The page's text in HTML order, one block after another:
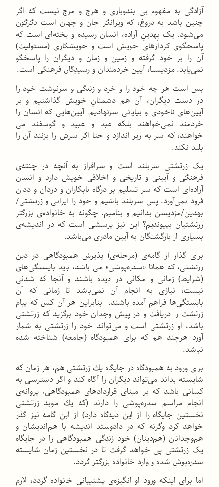
آزادگی به مفهوم بی بندوباری و هرج و مرج نیست که اگر
چنین باشد به دروغ، که ویرانگر جان و جهان است دگرگون
می‌شود. یک بِهدینِ آزاده، انسان رسیده و پخته‌ای است که
پاسخگوی کردارهای خویش است و خویشکاری (مسئولیت)
آن را بر خود گرفته و زمین و زمان و دیگران را پاسخگو
نمی‌یابد. مزدیسنا، آیین خردمندان و رسیدِگان فرهنگی است.
بس است هر چه خود را و خرد و زندگی و سرنوشت خود را
در دست دیگران، آن هم دشمنانِ خویش گذاشتیم و بر
آیین‌های ناخودی و بیایانی سرنهادیم. آیین‌هایی که انسان را
خردمند نمی‌خواهند بلکه عبد و عبید و گوسفند می
خواهند، که سر به زیر اندازد و حتا اگر سرش را بزنند آن را
بلند نکند.
یک زرتشتی سربلند است و سرافراز به آنچه در چنته‌ی
فرهنگی و آیینی و تاریخی و اخلاقی خویش دارد و انسان
آزاده‌ای است که سر تسلیم بر درگاه نابکاران و دزدان و ددان
فرود نمی‌آورد. پس سربلند باشیم و خود را ایرانی و زرتشتی/
بهدین/مزدیسن بدانیم و بنامیم. چگونه به خانواده‌ی بزرگتر
زرتشتیان بپیوندیم؟ این نیز پرسشی است که در اندیشه‌ی
بسیاری از بازگشتگان به آیین مادری می‌باشد.
برای گذار از گامه‌ی (مرحله‌ی) پذیرش همبودگاهی در دین
زرتشتی، كه همانا «سدره‌پوشی» می باشد، باید بایستگی‌های
(شرایط) زمانی و مكانی در دیده باشند و آنجا كه شدنی
نیست، نیازی به انجام آن نمی‌باشد تا زمانی كه آن
بایستگی‌ها فراهم آمده باشند. بنابراین هر آن كس كه پیام
زرتشت را دریافت و در پیش وجدان خود برگزید كه زرتشتی
باشد، او زرتشتی است و می‌تواند خود را زرتشتی به شمار
آورد هرچند هم كه برای همبودگاه (جامعه) شناخته شده
نباشد.
برای ورود به همبودگاه در جایگاه یك زرتشتی هم، هر زمان كه
شایسته بداند می‌تواند دیگران را آگاه كند و اگر دسترسی به
كسانی باشد كه بر مبنای قراردادهای همبودگاهی، پروانه‌ی
انجام مراسم سدره‌پوشی را دارند (كه یك موبد زرتشتی
نخستین جایگاه را از این دیدگاه دارد) از این گامه نیز گذر
خواهد كرد وگرنه كه در داد‌و‌ستد اندیشه با هم‌اندیشان و
هم‌وجدانان (هم‌دینان) خود زندگی همبودگاهی را در جایگاه
یک زرتشتی پی خواهد گرفت تا در نخستین زمان شایسته
سدره‌پوش شده و وارد خانواده بزرگتر گردد.
اما برای اینكه ورود او انگیزه‌ی پشتیبانی خانواده گردد، لازم